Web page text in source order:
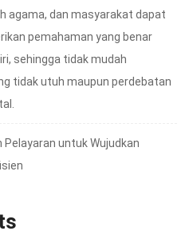
agama, dan masyarakat dapat
pemahaman yang benar
sehingga tidak mudah
tidak utuh maupun perdebatan
Pelayaran untuk Wujudkan